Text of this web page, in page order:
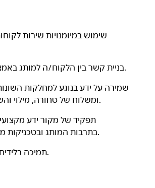
שימוש במיומנויות שירות
בניית קשר בין הלקוח/ה למותג באמצעות מתן שירות ברמה גבוהה והתאמת סיפורי המותג לסביבת הקמעונאות.
שמירה על ידע בנוגע למחלקות
ומשלוח של סחורה, מילוי והשלמת תצוגות, ביצוע עבודות סדר וניקיון ויצירת סידורים ויזואליים לפי הצורך.
תפקיד של מקור ידע מקצועי
הזדמנויות התפתחות כדי להעמיק ידע במכירות, במוצרי Nike, בתרבות המותג ובטכניקות מכירה ושירות.
תמיכה בלידים/ות, במוכרים/ות בכירים/ות ובמנהלים/ות בהכשרת עובדים/ות חדשים/ות.